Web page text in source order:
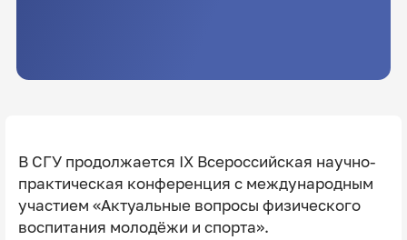
В СГУ продолжается IX Всероссийская научно-
практическая конференция с международным
участием «Актуальные вопросы физического
воспитания молодёжи и спорта».